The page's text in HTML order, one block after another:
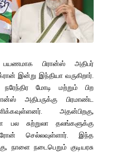
பிரான்ஸ் அதிபர்
இன்று இந்தியா வருகிறார்.
நரேந்திர மோடி மற்றும் பிற
அதிபருக்கு பிரமாண்ட
அதன்பிறகு,
பல சுற்றுலா தலங்களுக்கு
செல்லவுள்ளார். இந்த
நாளை நடைபெறும் குடியரசு